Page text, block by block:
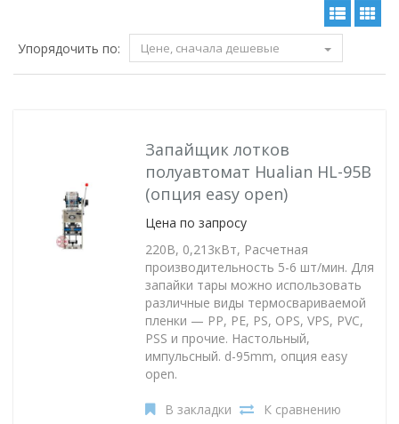
Упорядочить по: Цене, сначала дешевые
Запайщик лотков
полуавтомат Hualian HL-95B
(опция easy open)
Цена по запросу
220В, 0,213кВт, Расчетная
производительность 5-6 шт/мин. Для
запайки тары можно использовать
различные виды термосвариваемой
пленки — PP, PE, PS, OPS, VPS, PVC,
PSS и прочие. Настольный,
импульсный. d-95mm, опция easy
open.
В закладки К сравнению